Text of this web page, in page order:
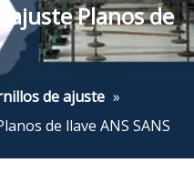
Planos de
de ajuste »
de llave ANS SANS